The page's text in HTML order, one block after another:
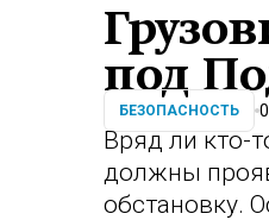
под
БЕЗОПАСНОСТЬ
Вряд ли кто-
должны
обстановку.